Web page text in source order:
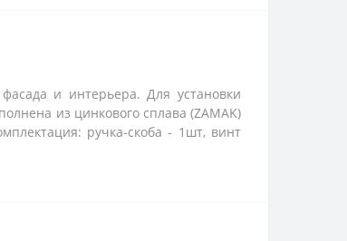
и интерьера. Для установки
из цинкового сплава (ZAMAK)
ручка-скоба - 1шт, винт